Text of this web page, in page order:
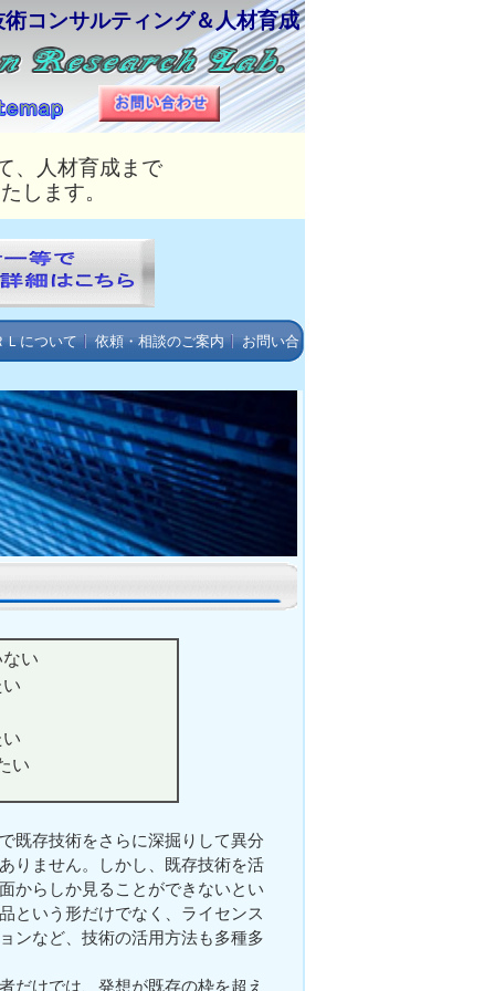
術コンサルティング＆人材育成
、人材育成まで
します。
Ｌについて 依頼・相談のご案内 お問い合
い
い
既存技術をさらに深掘りして異分
りません。しかし、既存技術を活
からしか見ることができないとい
という形だけでなく、ライセンス
ンなど、技術の活用方法も多種多
けでは、発想が既存の枠を超え